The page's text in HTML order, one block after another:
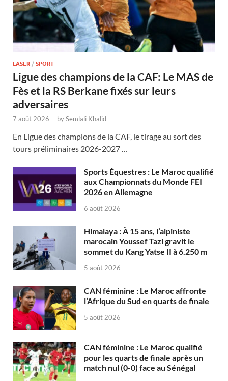
LASER / SPORT
Ligue des champions de la CAF: Le MAS de
Fès et la RS Berkane fixés sur leurs
adversaires
7 août 2026 - bySemlali Khalid
En Ligue des champions de la CAF, le tirage au sort des
tours préliminaires 2026-2027 …
Sports Équestres : Le Maroc qualifié
aux Championnats du Monde FEI
2026 en Allemagne
6 août 2026
Himalaya : À 15 ans, l’alpiniste
marocain Youssef Tazi gravit le
sommet du Kang Yatse II à 6.250 m
5 août 2026
CAN féminine : Le Maroc affronte
l’Afrique du Sud en quarts de finale
5 août 2026
CAN féminine : Le Maroc qualifié
pour les quarts de finale après un
match nul (0-0) face au Sénégal